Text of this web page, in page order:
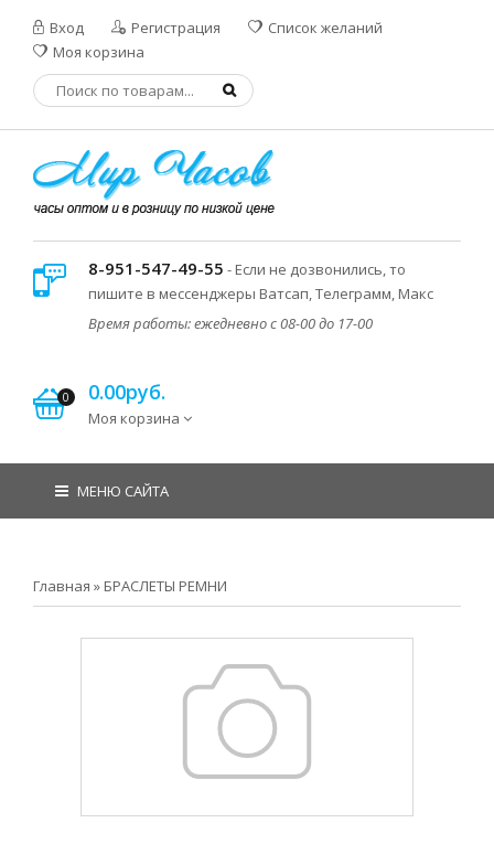
Вход Регистрация
Список желаний
Моя корзина
8-951-547-49-55 - Если не дозвонились, то
пишите в мессенджеры Ватсап, Телеграмм, Макс
Время работы: ежедневно с 08-00 до 17-00
0 0.00руб.
Моя корзина
МЕНЮ САЙТА
Главная » БРАСЛЕТЫ РЕМНИ